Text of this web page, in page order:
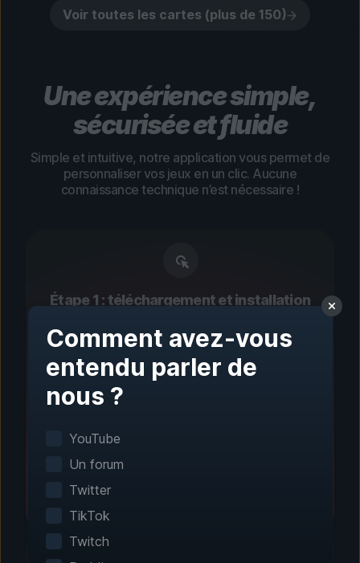
Voir toutes les cartes (plus de 150)
Une expérience simple,
sécurisée et fluide
Simple et intuitive, notre application vous permet de
personnaliser vos jeux en un clic. Aucune
connaissance technique n’est nécessaire !
Étape 1 : téléchargement et installation
Configuration en un clic
La détection intelligente trouve
automatiquement vos jeux installés. Aucune
configuration manuelle n’est nécessaire.
Comment avez-vous
entendu parler de
nous ?
YouTube
Un forum
Twitter
TikTok
Twitch